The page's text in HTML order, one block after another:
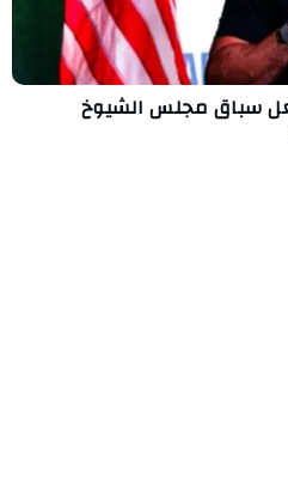
سباق مجلس الشيوخ